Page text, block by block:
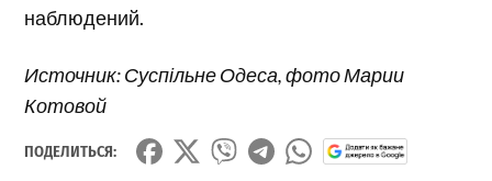
наблюдений.
Источник: Суспільне Одеса, фото Марии
Котовой
ПОДЕЛИТЬСЯ: